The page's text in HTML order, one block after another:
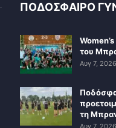
ΠΟΔΟΣΦΑΙΡΟ
του
Αυγ 7, 2026
τη
Αυγ 7, 2026